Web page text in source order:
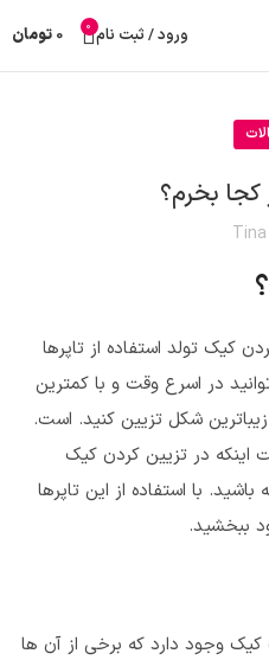
ورود / ثبت نام 0
0 تومان
کجا بخرم؟
Tina
کیک تولد استفاده از تاپرها
در اسرع وقت و با کمترین
زیباترین شکل تزیین کنید. است.
اینکه در تزیین کردن کیک
با استفاده از این تاپرها
ببخشید.
وجود دارد که برخی از آن ها